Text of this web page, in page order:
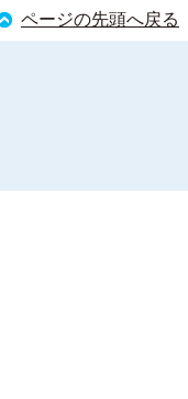
ページの先頭へ戻る